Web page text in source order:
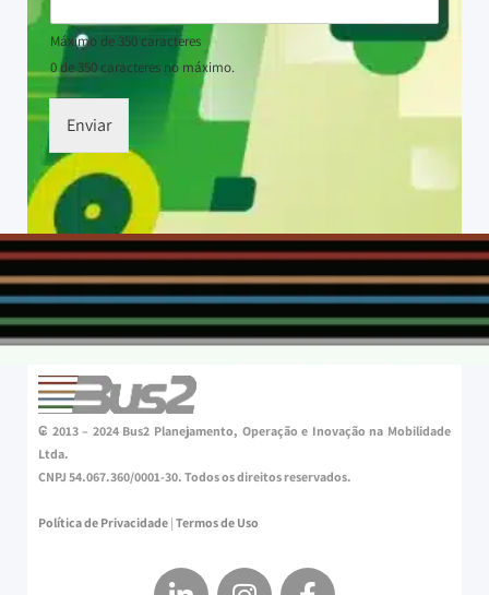
Máximo de 350 caracteres
0 de 350 caracteres no máximo.
Enviar
₢ 2013 – 2024 Bus2 Planejamento, Operação e Inovação na Mobilidade
Ltda.
CNPJ 54.067.360/0001-30. Todos os direitos reservados.
Política de Privacidade | Termos de Uso